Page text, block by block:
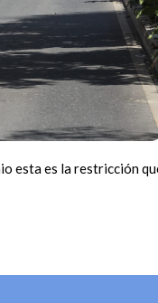
esta es la restricción